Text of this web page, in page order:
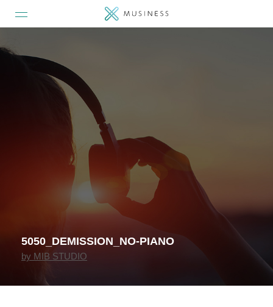
5050_DEMISSION_NO-PIANO
by MIB STUDIO